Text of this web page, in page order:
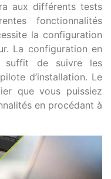
aux différents tests
fonctionnalités
la configuration
La configuration en
suffit de suivre les
d’installation. Le
que vous puissiez
en procédant à